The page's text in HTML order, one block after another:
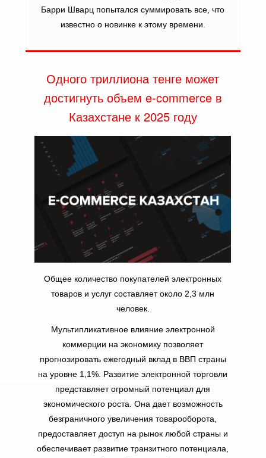
Барри Шварц попытался суммировать все, что
известно о новинке к этому времени.
Одного триллиона тенге может
достигнуть объем e-commerce в
Казахстане к 2025 году
Общее количество покупателей электронных
товаров и услуг составляет около 2,3 млн
человек.
Мультипликативное влияние электронной
коммерции на экономику позволяет
прогнозировать ежегодный вклад в ВВП страны
на уровне 1,1%. Развитие электронной торговли
представляет огромный потенциал для
экономического роста. Она дает возможность
безграничного увеличения товарооборота,
предоставляет доступ на рынок любой страны и
обеспечивает развитие транзитного потенциала,